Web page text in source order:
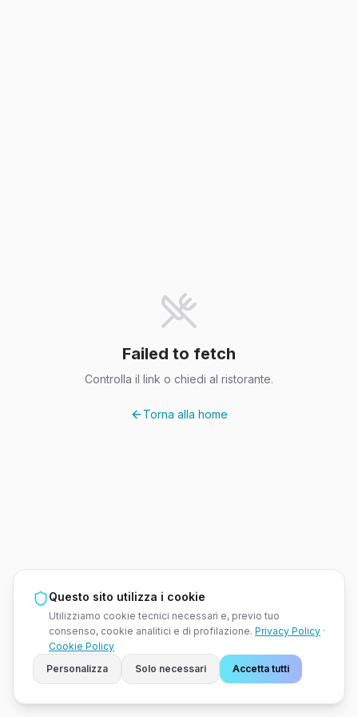
Failed to fetch
Controlla il link o chiedi al ristorante.
Torna alla home
Questo sito utilizza i cookie
Utilizziamo cookie tecnici necessari e, previo tuo
consenso, cookie analitici e di profilazione. Privacy Policy ·
Cookie Policy
Personalizza
Solo necessari Accetta tutti